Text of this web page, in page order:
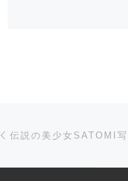
Post
伝説の美少女SATOMI写